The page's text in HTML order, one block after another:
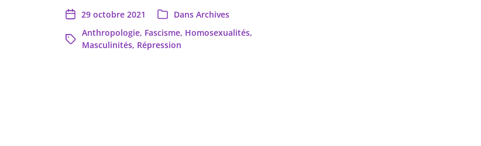
29 octobre 2021 Dans Archives
Anthropologie, Fascisme, Homosexualités,
Masculinités, Répression